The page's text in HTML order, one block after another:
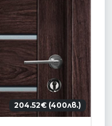
204.52€ (400лв.)